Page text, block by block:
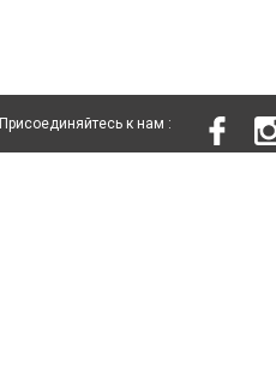
Присоединяйтесь к нам :